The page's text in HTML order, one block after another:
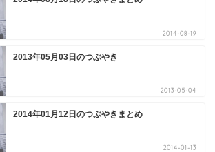
2014-08-19
2013年05月03日のつぶやき
2013-05-04
2014年01月12日のつぶやきまとめ
2014-01-13